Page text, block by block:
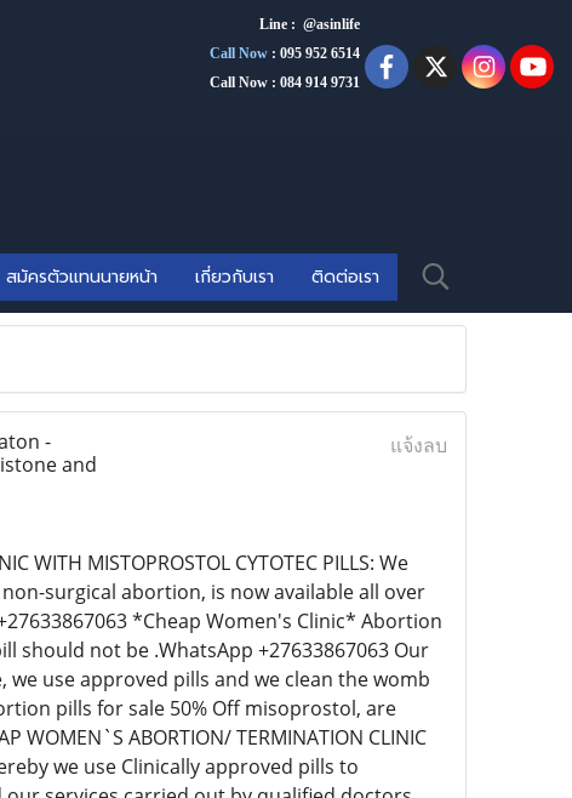
Line : @asinlife
Call Now : 095 952 6514
Call Now : 084 914 9731
สมัครตัวแทนนายหน้า เกี่ยวกับเรา ติดต่อเรา
-
and
แจ้งลบ
WITH MISTOPROSTOL CYTOTEC PILLS: We
surgical abortion, is now available all over
*Cheap Women's Clinic* Abortion
should not be .WhatsApp +27633867063 Our
use approved pills and we clean the womb
pills for sale 50% Off misoprostol, are
ABORTION/ TERMINATION CLINIC
we use Clinically approved pills to